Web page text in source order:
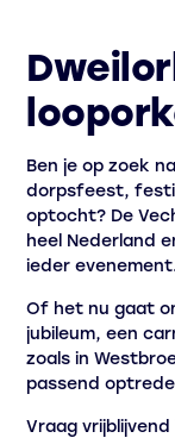
Ben je op zoek
dorpsfeest,
optocht? De
heel Nederland
ieder evenement.
Of het nu gaat
jubileum, een
zoals in
passend
Vraag